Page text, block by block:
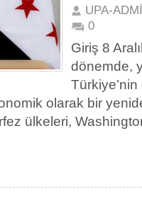
UPA-
0
Giriş 8
dönemde,
olarak bir
ülkeleri,